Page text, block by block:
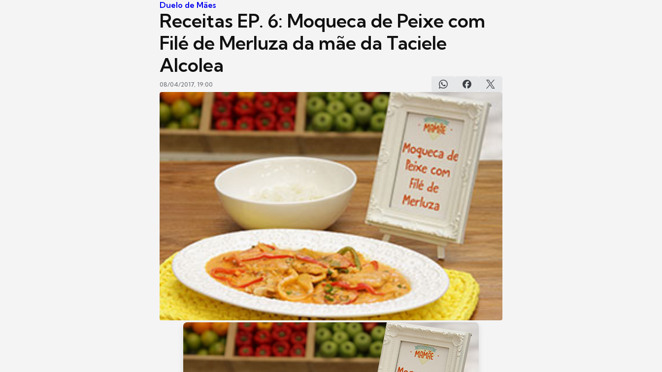
Duelo de Mães
Receitas EP. 6: Moqueca de Peixe com
Filé de Merluza da mãe da Taciele
Alcolea
08/04/2017, 19:00